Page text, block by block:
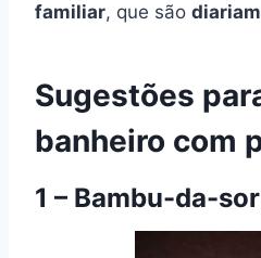
familiar, que são
Sugestões
banheiro com
1 – Bambu-da-